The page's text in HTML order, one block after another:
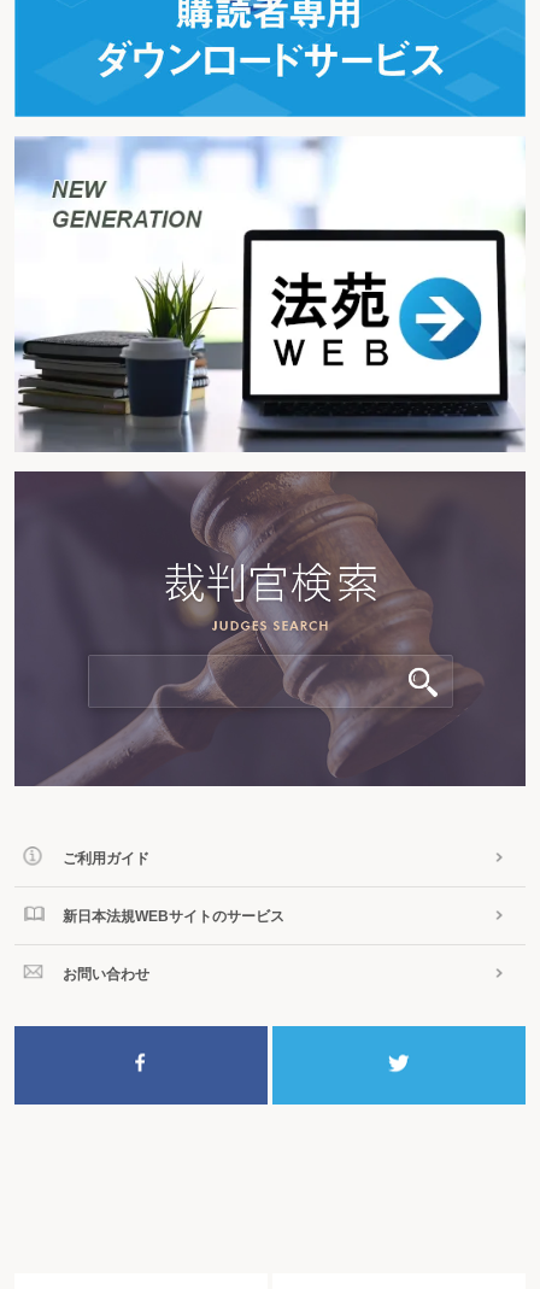
４）退職金について
退職金の支払に応じる義務は
中小企業の退職金共済制度とは
退職金はいつ支払うか
退職金と貸付金を相殺することはできるか
会社が被った損害と退職金を相殺することはできるか
退職金制度を変更することはできるか
死亡退職金を支払う方法は
１）労働時間について
労働時間の設定において注意すべき点は
待機時間や更衣時間などは労働時間に含まれるか
自然災害に備えての自宅待機時間は労働時間か
社員研修と労働時間の関係は
自主的な残業、QC活動や勉強会と労働時間の関係は
海外転勤する従業員に会社の費用負担で語学教室を受講させた時間は労働時間
となるのか
遅刻があった場合、それと同じ時間だけ勤務時間を繰り下げることはできるか
天候により始業・終業時刻を変更する場合の労働時間は
残業手当などの支給を必要としない管理監督者とは
従業員に宿直や日直をさせるときに注意すべき点は
労働時間の把握が困難な従業員におけるみなし労働時間とは
専門業務型裁量労働制を適用するためには
企画業務型裁量労働制を適用するためには
労働時間の適正な管理をするために注意すべき点は
タイムカードによる労働時間管理の留意点は
業務日誌による労働時間管理の留意点は
テレワーク勤務における労働時間管理の留意点は
月末の繁忙期に対応するための１か月単位の変形労働時間制とは
労働時間を柔軟化するためのフレックスタイム制とは
フレックスタイム制を実施している場合の残業許可制の留意点は
出張先から会社へ戻って業務を行う場合、移動する時間は労働時間に当たるか
年間の繁閑時期に対応するための１年単位の変形労働時間制は
週末に繁忙する業務に対応するための１週間単位の非定型的変形労働時間制は
時間外労働をさせるには
変形労働時間制における時間外労働の算定方法は
サービス残業を抑止するには
時間単位年休を取得した日に時間外労働をしたときの手当は
育児時間と勤務時間の短縮は
在宅勤務を行う際に注意するべき点は
短時間勤務制度(３歳未満)の代替措置としての在宅勤務
テレワーク時の時間外勤務・休日勤務の管理を行うときは
ご利用ガイド
新日本法規WEBサイトのサービス
お問い合わせ